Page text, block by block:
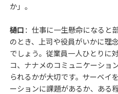
か」。
樋口 ：仕事に一生懸命になると
のとき、上司や役員がいかに理
でしょう。従業員一人ひとりに
コ、ナナメのコミュニケーショ
られるかが大切です。サーベイ
ーションに課題があるか、ある